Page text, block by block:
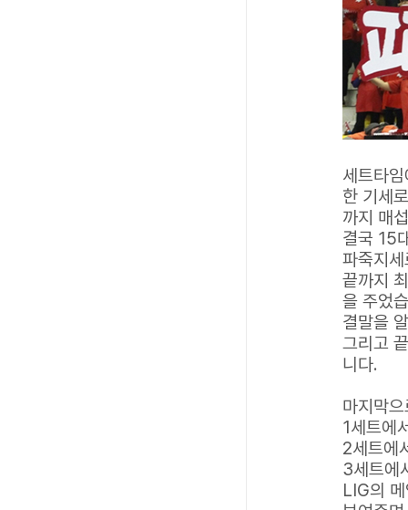
세트타
한 기세
까지 매
결국 15
파죽지
끝까지
을 주었
결말을
그리고
니다.
마지막
1세트에
2세트에
3세트에
LIG의